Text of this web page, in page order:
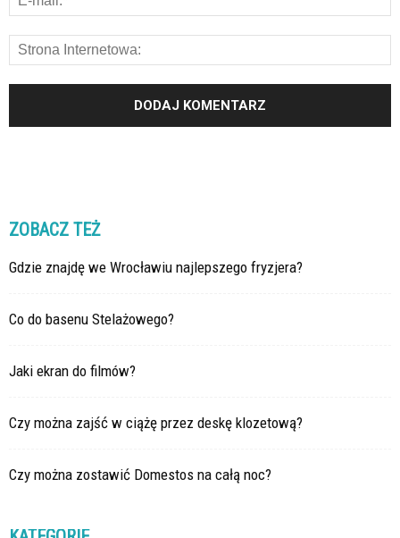
ZOBACZ TEŻ
Gdzie znajdę we Wrocławiu najlepszego fryzjera?
Co do basenu Stelażowego?
Jaki ekran do filmów?
Czy można zajść w ciążę przez deskę klozetową?
Czy można zostawić Domestos na całą noc?